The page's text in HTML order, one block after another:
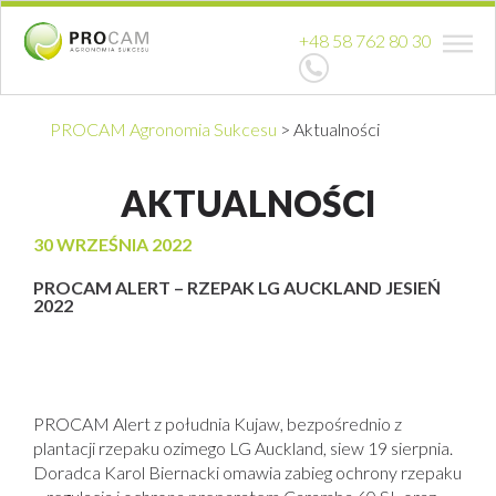
+48 58 762 80 30
PROCAM Agronomia Sukcesu > Aktualności
AKTUALNOŚCI
30 WRZEŚNIA 2022
PROCAM ALERT – RZEPAK LG AUCKLAND JESIEŃ
2022
PROCAM Alert z południa Kujaw, bezpośrednio z
plantacji rzepaku ozimego LG Auckland, siew 19 sierpnia.
Doradca Karol Biernacki omawia zabieg ochrony rzepaku